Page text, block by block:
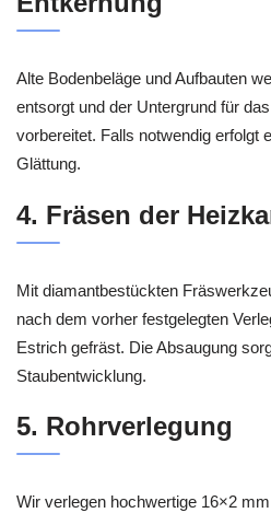
Alte Bodenbeläge und Aufbauten
entsorgt und der Untergrund für
vorbereitet. Falls notwendig erfolgt
Glättung.
4. Fräsen der
Mit diamantbestückten
nach dem vorher festgelegten
Estrich gefräst. Die Absaugung
Staubentwicklung.
5. Rohrverlegung
Wir verlegen hochwertige 16×2